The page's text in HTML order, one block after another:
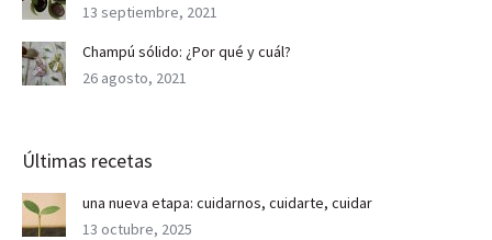
13 septiembre, 2021
Champú sólido: ¿Por qué y cuál?
26 agosto, 2021
Últimas recetas
una nueva etapa: cuidarnos, cuidarte, cuidar
13 octubre, 2025